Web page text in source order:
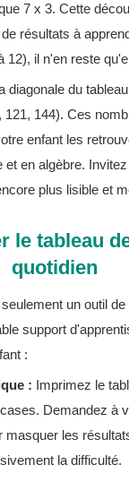
7 x 3. Cette
résultats à
12), il n'en reste
diagonale du
121, 144). Ces
enfant les
en algèbre.
plus lisible et
le tableau
quotidien
un outil
support
:
: Imprimez le
Demandez à
les
la difficulté.